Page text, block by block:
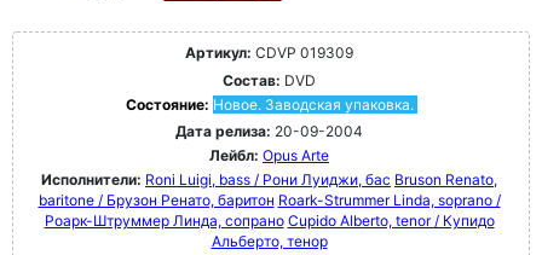
Артикул: CDVP 019309
Состав: DVD
Состояние: Новое. Заводская упаковка.
Дата релиза: 20-09-2004
Лейбл: Opus Arte
Исполнители: Roni Luigi, bass / Рони Луиджи, бас Bruson Renato,
baritone / Брузон Ренато, баритон Roark-Strummer Linda, soprano /
Роарк-Штруммер Линда, сопрано Cupido Alberto, tenor / Купидо
Альберто, тенор